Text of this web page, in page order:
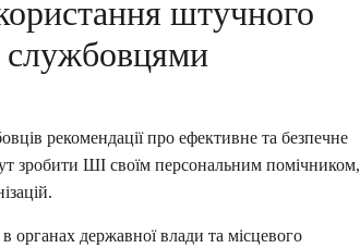
штучного
службовцями
рекомендації про ефективне та безпечне
зробити ШІ своїм персональним помічником,
органах державної влади та місцевого